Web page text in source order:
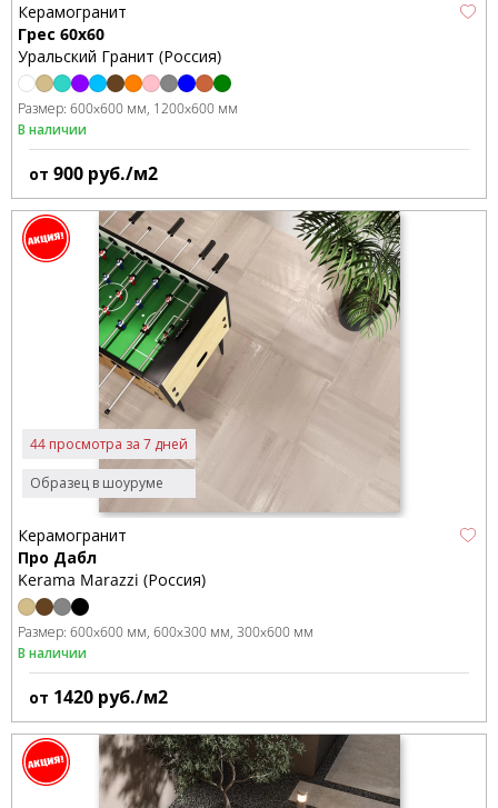
Керамогранит
Грес 60х60
Уральский Гранит (Россия)
Размер: 600x600 мм 1200x600 мм
В наличии
от 900 руб./м2
Образец в шоуруме
44 просмотра за 7 дней
Керамогранит
Про Дабл
Kerama Marazzi (Россия)
Размер: 600x600 мм 600x300 мм 300x600 мм
В наличии
от 1420 руб./м2